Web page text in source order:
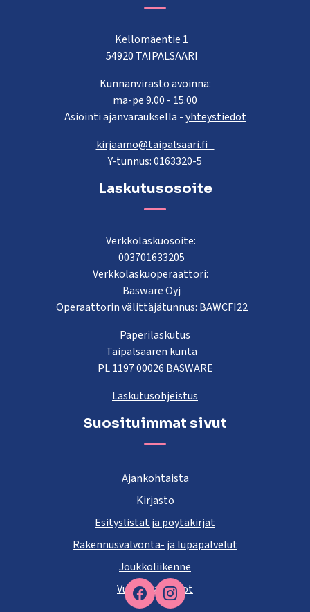
Facebook
Kellomäentie 1
54920 TAIPALSAARI
Kunnanvirasto avoinna:
ma-pe 9.00 - 15.00
Asiointi ajanvarauksella -yhteystiedot
kirjaamo@taipalsaari.fi
Y-tunnus: 0163320-5
Laskutusosoite
Verkkolaskuosoite:
003701633205
Verkkolaskuoperaattori:
Basware Oyj
Operaattorin välittäjätunnus: BAWCFI22
Paperilaskutus
Taipalsaaren kunta
PL 1197 00026 BASWARE
Laskutusohjeistus
Suosituimmat sivut
Ajankohtaista
Kirjasto
Esityslistat ja pöytäkirjat
Rakennusvalvonta- ja lupapalvelut
Joukkoliikenne
Vuokra-asunnot